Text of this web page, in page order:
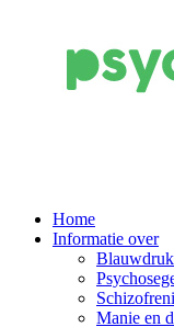
Main
Navigation
Home
Informatie over
Manie en